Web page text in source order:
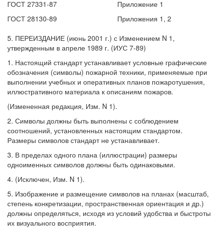
ГОСТ 27331-87
Приложение 1
ГОСТ 28130-89
Приложения 1, 2
5. ПЕРЕИЗДАНИЕ (июнь 2001 г.) с Изменением N 1,
утвержденным в апреле 1989 г. (ИУС 7-89)
1. Настоящий стандарт устанавливает условные графические
обозначения (символы) пожарной техники, применяемые при
выполнении учебных и оперативных планов пожаротушения,
иллюстративного материала к описаниям пожаров.
(Измененная редакция, Изм. N 1).
2. Символы должны быть выполнены с соблюдением
соотношений, установленных настоящим стандартом.
Размеры символов стандарт не устанавливает.
3. В пределах одного плана (иллюстрации) размеры
одноименных символов должны быть одинаковыми.
4. (Исключен, Изм. N 1).
5. Изображение и размещение символов на планах (масштаб,
степень конкретизации, пространственная ориентация и др.)
должны определяться, исходя из условий удобства и быстроты
их визуального восприятия.